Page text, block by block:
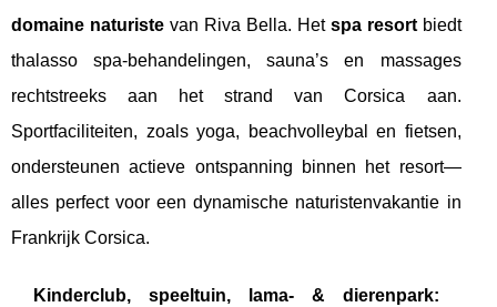
domaine naturistevan Riva Bella. Het spa resortbiedt
thalasso spa-behandelingen, sauna’s en massages
rechtstreeks aan het strand van Corsica aan.
Sportfaciliteiten, zoals yoga, beachvolleybal en fietsen,
ondersteunen actieve ontspanning binnen het resort—
alles perfect voor een dynamische naturistenvakantie in
Frankrijk Corsica.
Kinderclub, speeltuin, lama- & dierenpark: